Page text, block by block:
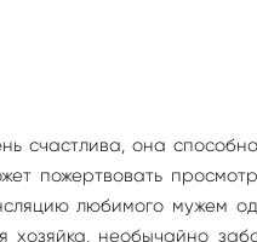
счастлива, она
пожертвовать
любимого мужем
необычайно